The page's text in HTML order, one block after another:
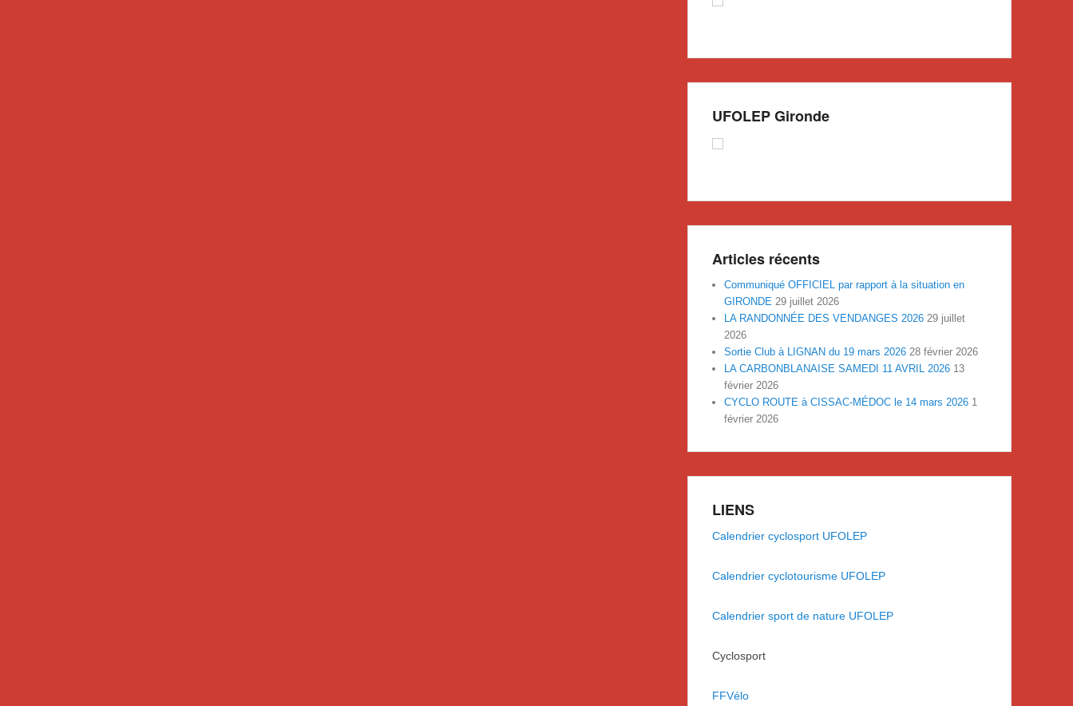
UFOLEP Gironde
Articles récents
Communiqué OFFICIEL par rapport à la situation en
GIRONDE 29 juillet 2026
LA RANDONNÉE DES VENDANGES 2026 29 juillet
2026
Sortie Club à LIGNAN du 19 mars 2026 28 février 2026
LA CARBONBLANAISE SAMEDI 11 AVRIL 2026 13
février 2026
CYCLO ROUTE à CISSAC-MÉDOC le 14 mars 2026 1
février 2026
LIENS
Calendrier cyclosport UFOLEP
Calendrier cyclotourisme UFOLEP
Calendrier sport de nature UFOLEP
Cyclosport
FFVélo